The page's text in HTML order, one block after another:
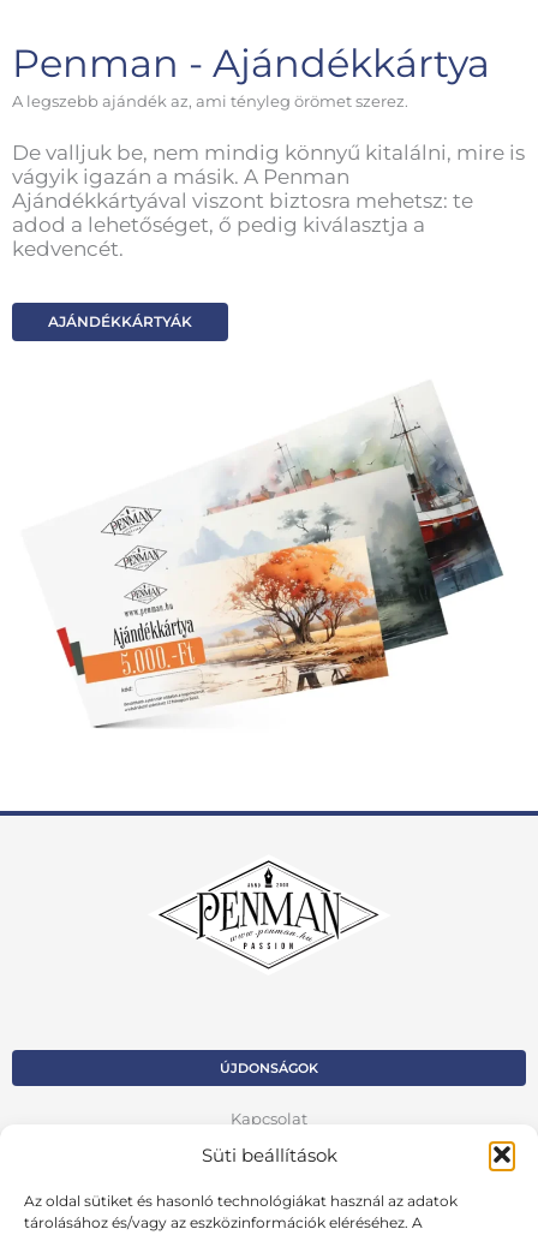
Süti beállítások
Az oldal sütiket és hasonló technológiákat használ az adatok
tárolásához és/vagy az eszközinformációk eléréséhez. A
Penman - Ajándékkártya
A legszebb ajándék az, ami tényleg örömet szerez.
De valljuk be, nem mindig könnyű kitalálni, mire is
vágyik igazán a másik. A Penman
Ajándékkártyával viszont biztosra mehetsz: te
adod a lehetőséget, ő pedig kiválasztja a
kedvencét.
AJÁNDÉKKÁRTYÁK
ÚJDONSÁGOK
Kapcsolat
Kosár
Fiók